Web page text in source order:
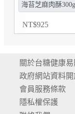
關於台糖健康易
政府網站資料開
會員服務條款
隱私權保護